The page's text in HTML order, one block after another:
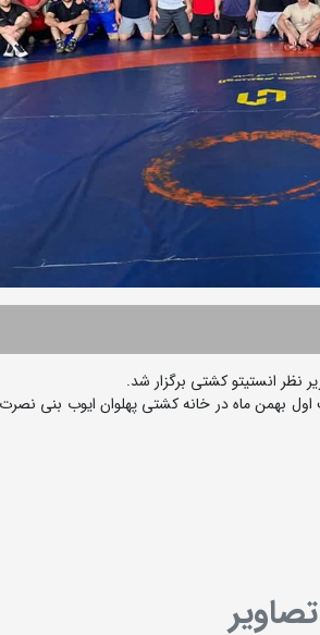
نظر انستیتو کشتی برگزار شد.